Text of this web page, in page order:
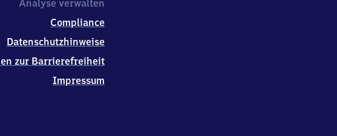
Analyse verwalten
Compliance
Datenschutzhinweise
zur Barrierefreiheit
Impressum